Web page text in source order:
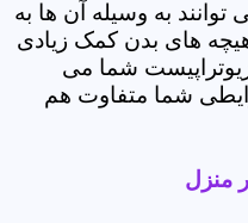
به وسیله آن ها به
های بدن کمک زیادی
شما می
شما متفاوت هم
منزل